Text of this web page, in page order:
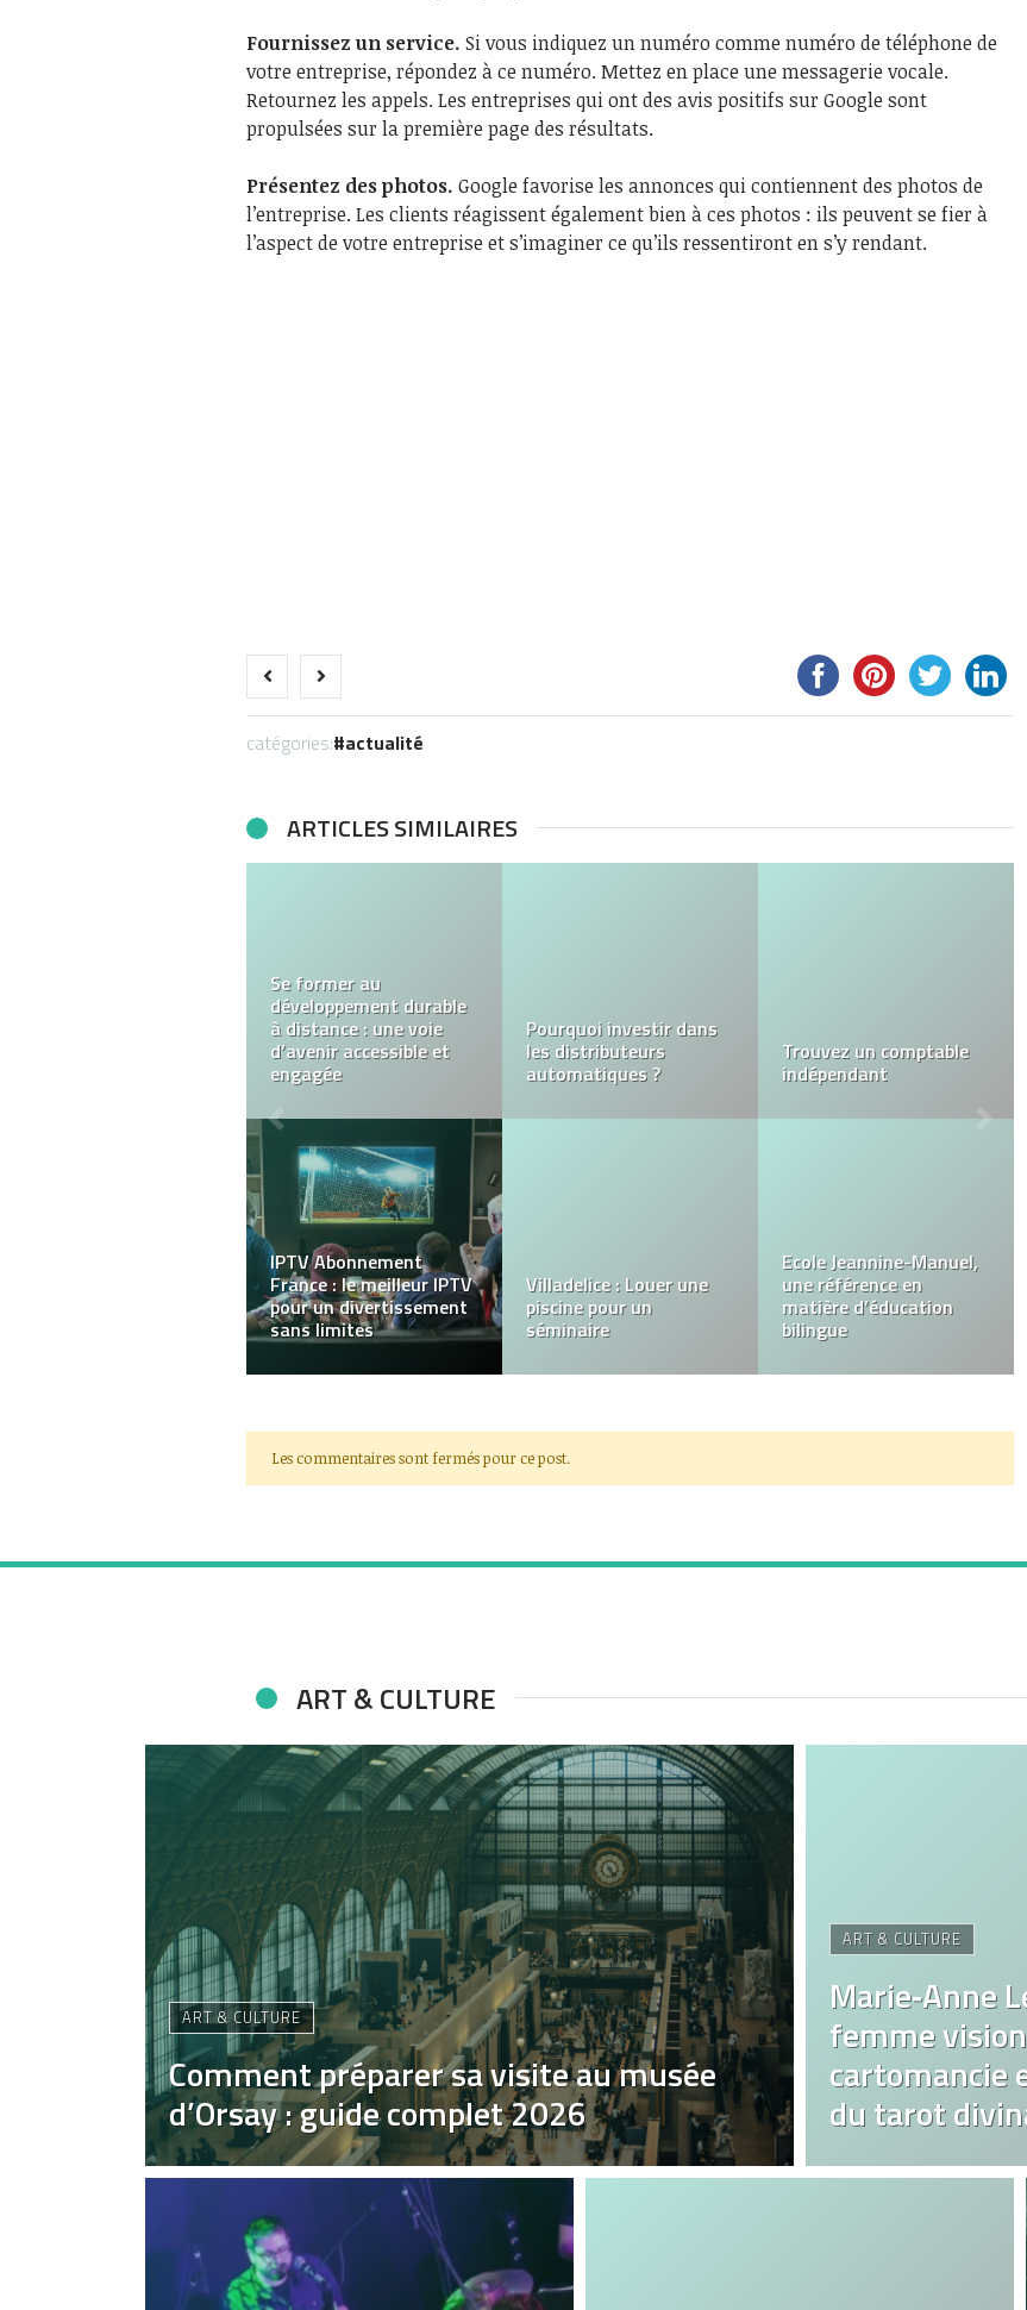
Fournissez un service. Si vous indiquez un numéro comme numéro de téléphone de
votre entreprise, répondez à ce numéro. Mettez en place une messagerie vocale.
Retournez les appels. Les entreprises qui ont des avis positifs sur Google sont
propulsées sur la première page des résultats.
Présentez des photos. Google favorise les annonces qui contiennent des photos de
l’entreprise. Les clients réagissent également bien à ces photos : ils peuvent se fier à
l’aspect de votre entreprise et s’imaginer ce qu’ils ressentiront en s’y rendant.
catégories: actualité
ARTICLES SIMILAIRES
Pariez et gagnez de
l’argent réel sur Lucky8
Casino
Comment choisir un
fournisseur fiable et
éviter les escroqueries ?
extensions de cheveux
pour hommes ?
Ce qu’il faut savoir lors
de l’achat de pièces
automobiles en ligne
Quelles raisons
poussent à opter pour
un nouveau casino ? Le service client
Les commentaires sont fermés pour ce post.
ART & CULTURE
ART & CULTURE
Comment préparer sa visite au musée
d’Orsay : guide complet 2026
ART & CULTURE
Marie‑Anne
femme
cartomancie
du tarot